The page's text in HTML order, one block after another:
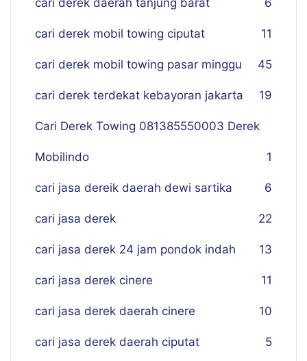
cari derek daerah tanjung barat 6
cari derek mobil towing ciputat 11
cari derek mobil towing pasar minggu 45
cari derek terdekat kebayoran jakarta 19
Cari Derek Towing 081385550003 Derek
Mobilindo 1
cari jasa dereik daerah dewi sartika 6
cari jasa derek 22
cari jasa derek 24 jam pondok indah 13
cari jasa derek cinere 11
cari jasa derek daerah cinere 10
cari jasa derek daerah ciputat 5